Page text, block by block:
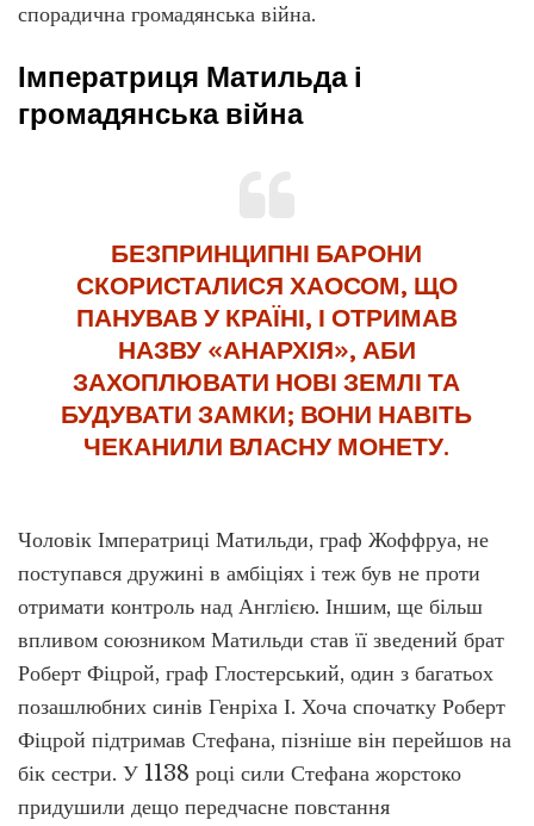
спорадична громадянська війна.
Імператриця Матильда і
громадянська війна
БЕЗПРИНЦИПНІ БАРОНИ
СКОРИСТАЛИСЯ ХАОСОМ, ЩО
ПАНУВАВ У КРАЇНІ, І ОТРИМАВ
НАЗВУ «АНАРХІЯ», АБИ
ЗАХОПЛЮВАТИ НОВІ ЗЕМЛІ ТА
БУДУВАТИ ЗАМКИ; ВОНИ НАВІТЬ
ЧЕКАНИЛИ ВЛАСНУ МОНЕТУ.
Чоловік Імператриці Матильди, граф Жоффруа, не
поступався дружині в амбіціях і теж був не проти
отримати контроль над Англією. Іншим, ще більш
впливом союзником Матильди став її зведений брат
Роберт Фіцрой, граф Глостерський, один з багатьох
позашлюбних синів Генріха І. Хоча спочатку Роберт
Фіцрой підтримав Стефана, пізніше він перейшов на
бік сестри. У 1138 році сили Стефана жорстоко
придушили дещо передчасне повстання